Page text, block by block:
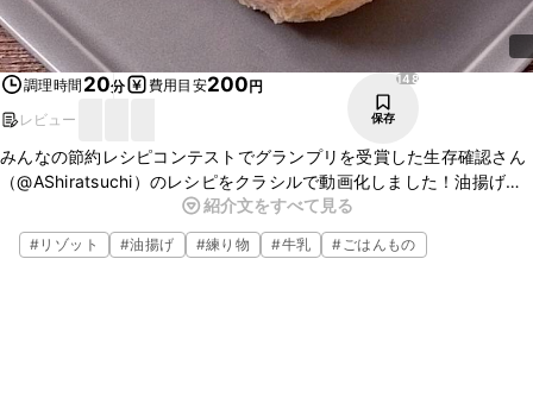
調理時間 20分 費用目安200円
レビュー
148
保存
みんなの節約レシピコンテストでグランプリを受賞した生存確認さん
（@AShiratsuchi）のレシピをクラシルで動画化しました！油揚げで
作る蟹クリームリゾットコロッケのご紹介です。手間のかかるクリー
ムコロッケですが、油揚げで包んでかんたんにお作りいただけます。
ごはんも入れてリゾット風に仕立てているのでボリュームもアップし
紹介文をすべて見る
# リゾット #油揚げ #練り物 #牛乳 #ごはんもの